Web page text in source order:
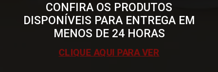
CONFIRA OS PRODUTOS
DISPONÍVEIS PARA ENTREGA EM
MENOS DE 24 HORAS
CLIQUE AQUI PARA VER